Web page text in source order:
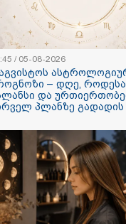
აბურდული
რომ
გიგა
ანასტასია
ადვოკატი
22:45
6
/ 05-08-2026
– დღე,
და
პლანზე გადადის